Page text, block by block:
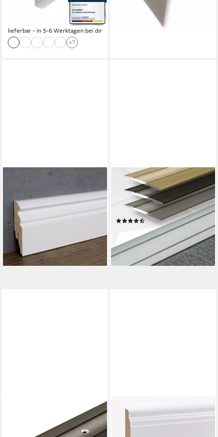
(4,99 €/ 1 m)
lieferbar - in 5-6 Werktagen bei dir
+7
2500 mm, Weiß, Fußleiste
Berliner Profil, MDF-Leiste,
Berliner Profil
8,80 €
(3,52 €/ 1 m)
lieferbar - in 2-3 Werktagen bei dir
KARAT
Übergangsprofil Firm 36 mm,
Profil, 4 Farben & 3 Größen,
Selbstklebend, C-Form
(10)
lieferbar - in 4-5 Werktagen bei dir
Übergangsprofil Firm,
Erhältlich in 4 Farben & 3
EGGER
Sockelleiste Hamburger Profil
geschwungen weiß, L: 240